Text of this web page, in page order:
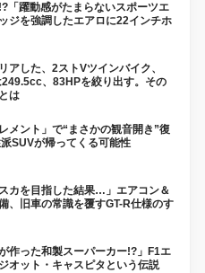
「躍動感がたまらないスポーツエ
ジを強調したエアロに22インチホ
アした、2ストVツインバイク、
、83HPを絞り出す。その
は
メント」で“まさかの観音開き”復
SUVが帰ってくる可能性
スカを目指した結果…」エアコン＆
、旧車の常識を覆すGT-R仕様のす
作った和製スーパーカー!?」F1エ
オット・キャスピタという伝説